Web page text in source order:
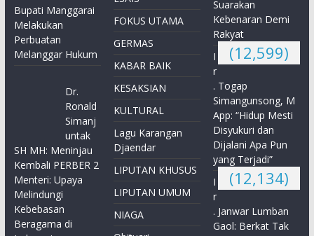
Bupati Manggarai
Melakukan
Perbuatan
Melanggar Hukum
Dr.
Ronald
Simanj
untak
SH MH: Meninjau
Kembali PERBER 2
Menteri: Upaya
Melindungi
Kebebasan
Beragama di
FOKUS UTAMA
GERMAS
KABAR BAIK
KESAKSIAN
KULTURAL
Lagu Karangan
Djaendar
LIPUTAN KHUSUS
LIPUTAN UMUM
NIAGA
Suarakan
Kebenaran Demi
Rakyat
(12,599)
I
r
. Togap
Simangunsong, M
App: “Hidup Mesti
Disyukuri dan
Dijalani Apa Pun
yang Terjadi”
(12,134)
I
r
. Janwar Lumban
Gaol: Berkat Tak